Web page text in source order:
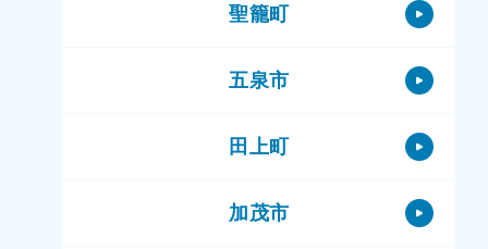
聖籠町
五泉市
田上町
加茂市